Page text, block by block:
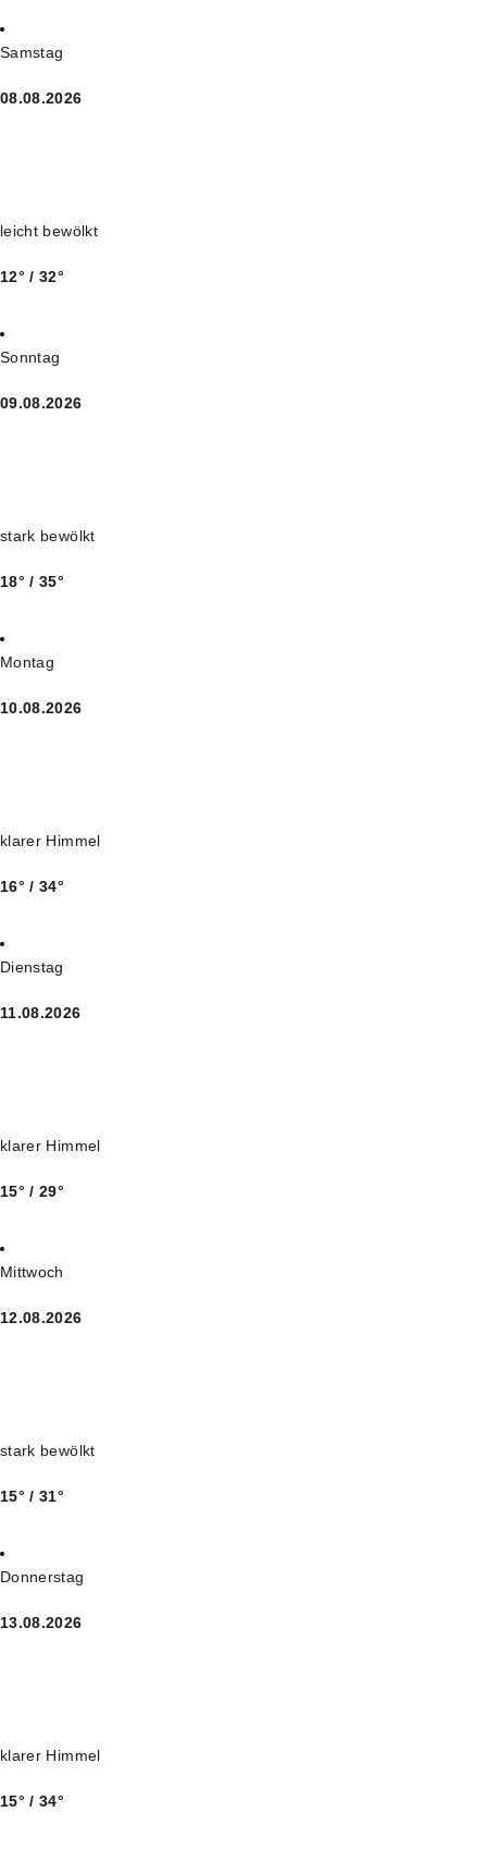
Samstag
08.08.2026
leicht bewölkt
12° / 32°
Sonntag
09.08.2026
stark bewölkt
18° / 35°
Montag
10.08.2026
klarer Himmel
16° / 34°
Dienstag
11.08.2026
klarer Himmel
15° / 29°
Mittwoch
12.08.2026
stark bewölkt
15° / 31°
Donnerstag
13.08.2026
klarer Himmel
15° / 34°